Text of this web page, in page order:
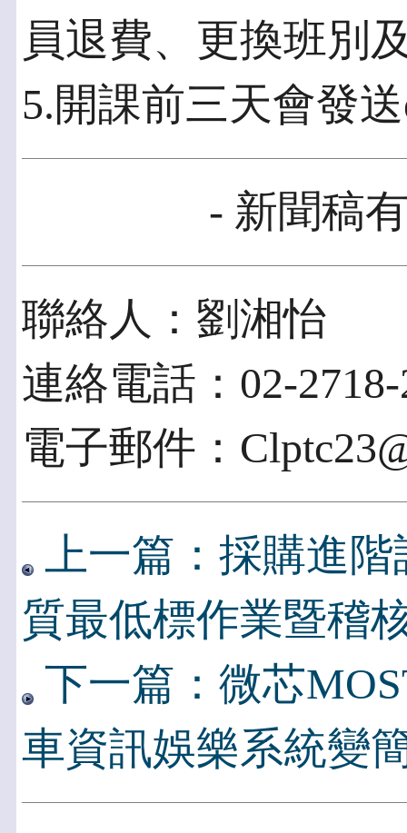
員退費、更換班別
5.開課前三天會發
- 新聞稿
聯絡人：劉湘怡
連絡電話：02-2718-
電子郵件：
上一篇：採購進
質最低標作業暨稽
下一篇：微芯
車資訊娛樂系統變